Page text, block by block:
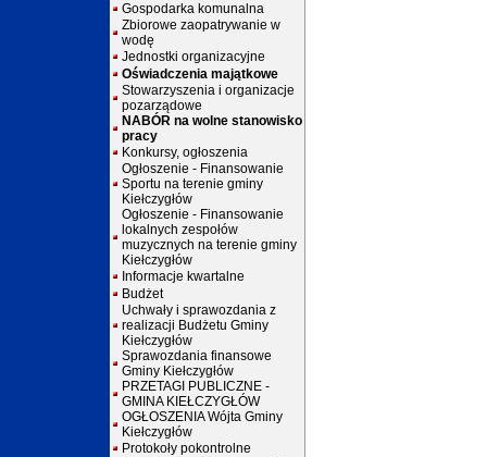
Gospodarka komunalna
Zbiorowe zaopatrywanie w
wodę
Jednostki organizacyjne
Oświadczenia majątkowe
Stowarzyszenia i organizacje
pozarządowe
NABÓR na wolne stanowisko
pracy
Konkursy, ogłoszenia
Ogłoszenie - Finansowanie
Sportu na terenie gminy
Kiełczygłów
Ogłoszenie - Finansowanie
lokalnych zespołów
muzycznych na terenie gminy
Kiełczygłów
Informacje kwartalne
Budżet
Uchwały i sprawozdania z
realizacji Budżetu Gminy
Kiełczygłów
Sprawozdania finansowe
Gminy Kiełczygłów
PRZETAGI PUBLICZNE -
GMINA KIEŁCZYGŁÓW
OGŁOSZENIA Wójta Gminy
Kiełczygłów
Protokoły pokontrolne